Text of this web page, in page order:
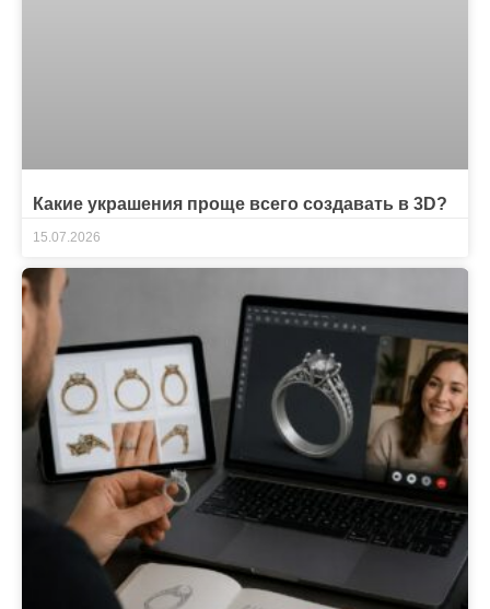
Какие украшения проще всего создавать в 3D?
15.07.2026